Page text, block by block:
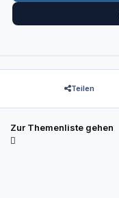
Teilen
Zur Themenliste gehen